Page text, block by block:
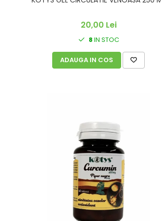
20,00 Lei
8IN STOC
ADAUGA IN COS